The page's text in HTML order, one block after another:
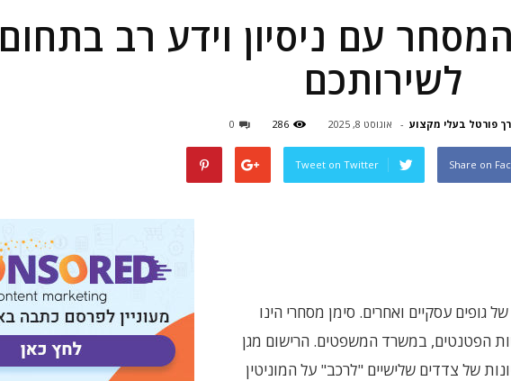
עם ניסיון וידע רב בתחום
לשירותכם
פורטל בעלי מקצוע - אוגוסט 8, 2025 286
0
Share on
Tweet on Twitter
גופים עסקיים ואחרים. סימן מסחרי הינו
הפטנטים, במשרד המשפטים. הרישום מגן
של צדדים שלישיים "לרכב" על המוניטין